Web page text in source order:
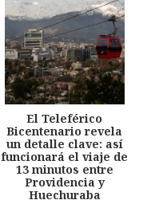
El Teleférico
Bicentenario revela
un detalle clave: así
funcionará el viaje de
13 minutos entre
Providencia y
Huechuraba